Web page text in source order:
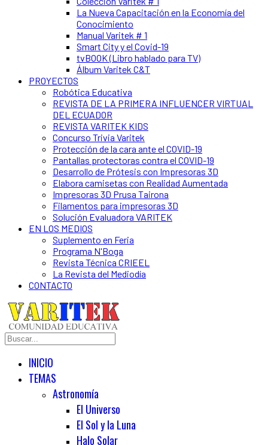
La Nueva Capacitación en la Economía del
Conocimiento
Manual Varitek # 1
Smart City y el Covid-19
tvBOOK (Libro hablado para TV)
Álbum Varitek C&T
PROYECTOS
Robótica Educativa
REVISTA DE LA PRIMERA INFLUENCER VIRTUAL
DEL ECUADOR
REVISTA VARITEK KIDS
Concurso Trivia Varitek
Protección de la cara ante el COVID-19
Pantallas protectoras contra el COVID-19
Desarrollo de Prótesis con Impresoras 3D
Elabora camisetas con Realidad Aumentada
Impresoras 3D Prusa Tairona
Filamentos para impresoras 3D
Solución Evaluadora VARITEK
EN LOS MEDIOS
Suplemento en Feria
Programa N'Boga
Revista Técnica CRIEEL
La Revista del Mediodía
CONTACTO
INICIO
TEMAS
Astronomía
El Universo
El Sol y la Luna
Halo Solar